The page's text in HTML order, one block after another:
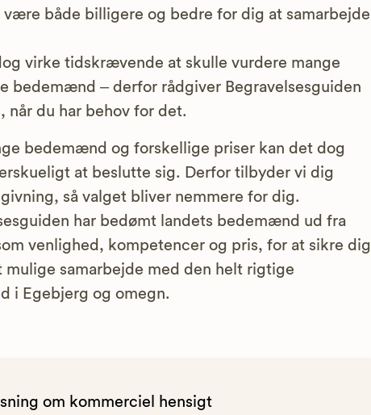
være både billigere og bedre for dig at samarbejde
virke tidskrævende at skulle vurdere mange
bedemænd – derfor rådgiver Begravelsesguiden
når du har behov for det.
bedemænd og forskellige priser kan det dog
at beslutte sig. Derfor tilbyder vi dig
så valget bliver nemmere for dig.
har bedømt landets bedemænd ud fra
venlighed, kompetencer og pris, for at sikre dig
mulige samarbejde med den helt rigtige
i Egebjerg og omegn.
om kommerciel hensigt